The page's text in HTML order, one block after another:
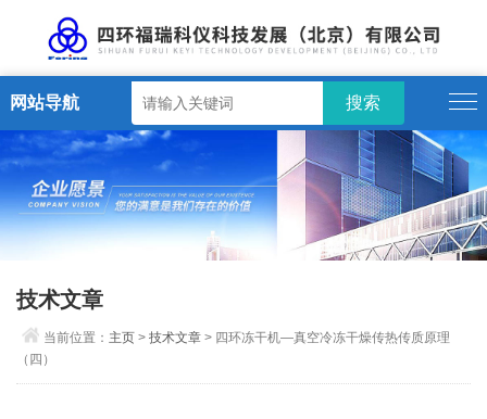
网站导航
技术文章
当前位置： 主页 >技术文章 > 四环冻干机—真空冷冻干燥传热传质原理
（四）